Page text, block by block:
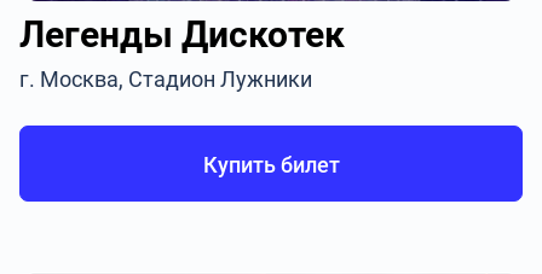
Легенды Дискотек
г. Москва, Стадион Лужники
Купить билет